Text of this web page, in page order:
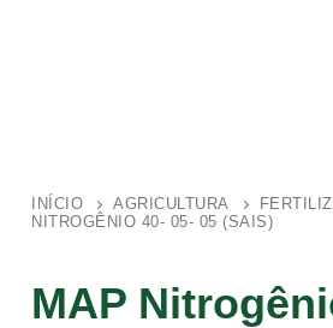
INÍCIO AGRICULTURA
NITROGÊNIO 40- 05- 05 (SAIS)
MAP